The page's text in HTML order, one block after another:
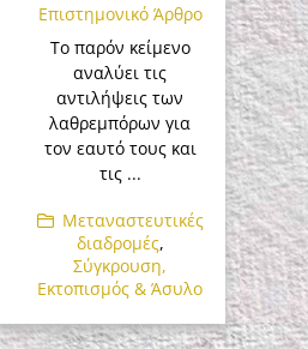
Επιστημονικό Άρθρο
Το παρόν κείμενο
αναλύει τις
αντιλήψεις των
λαθρεμπόρων για
τον εαυτό τους και
τις ...
Μεταναστευτικές
διαδρομές,
Σύγκρουση,
Εκτοπισμός & Άσυλο